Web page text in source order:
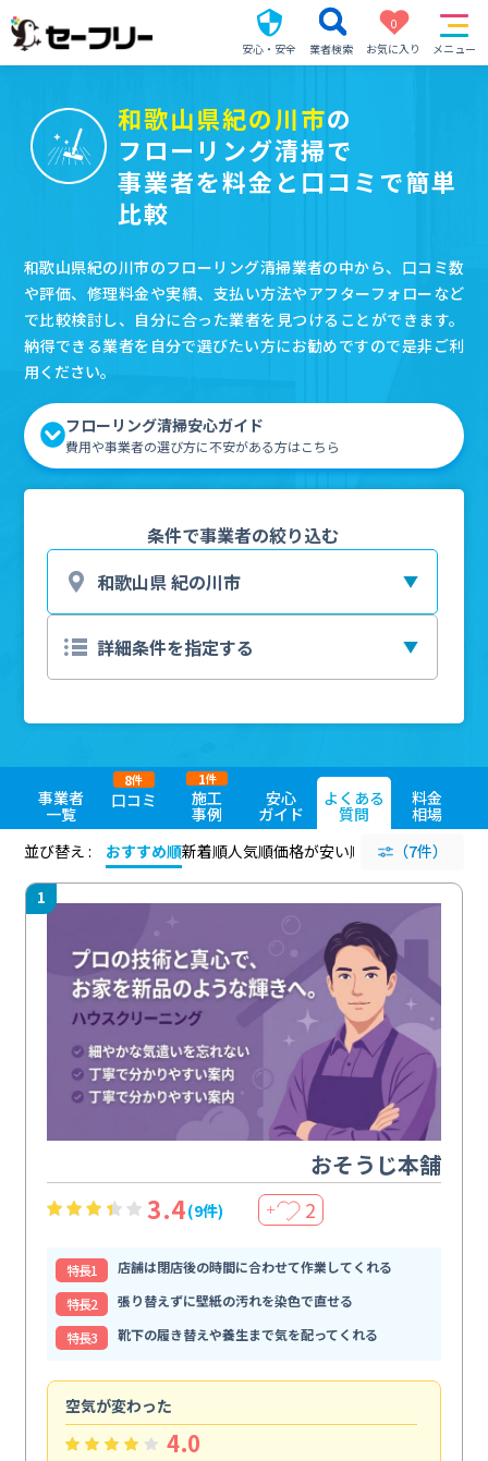
安心・安全 業者検索
0
お気に入り
メニュー
和歌山県紀の川市の
フローリング清掃で
事業者を料金と口コミで簡単
比較
和歌山県紀の川市のフローリング清掃業者の中から、口コミ数
や評価、修理料金や実績、支払い方法やアフターフォローなど
で比較検討し、自分に合った業者を見つけることができます。
納得できる業者を自分で選びたい方にお勧めですので是非ご利
用ください。
フローリング清掃安心ガイド
費用や事業者の選び方に不安がある方はこちら
条件で事業者の絞り込む
事業者
一覧
口コミ
8件
施工
事例
1件
安心
ガイド
よくある
質問
料金
相場
並び替え :
おすすめ順新着順人気順価格が安い順 評価が高い順
（7件）
1
おそうじ本舗
3.4(9件) ＋ 2
特⻑1
店舗は閉店後の時間に合わせて作業してくれる
特⻑2
張り替えずに壁紙の汚れを染色で直せる
特⻑3
靴下の履き替えや養生まで気を配ってくれる
空気が変わった
4.0